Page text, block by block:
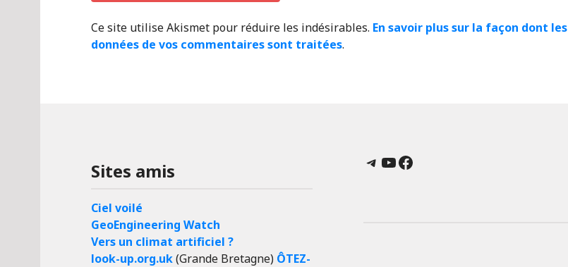
Ce site utilise Akismet pour réduire les indésirables. En savoir plus sur la façon dont les
données de vos commentaires sont traitées.
Sites amis
Ciel voilé
GeoEngineering Watch
Vers un climat artificiel ?
look-up.org.uk(Grande Bretagne) ÔTEZ-
Telegram
YouTube
Facebook